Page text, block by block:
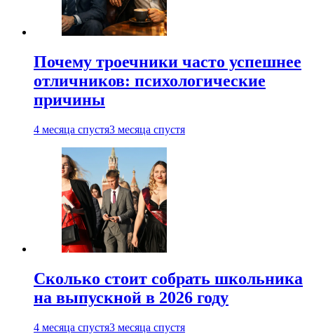
Почему троечники часто успешнее
отличников: психологические
причины
4 месяца спустя3 месяца спустя
Сколько стоит собрать школьника
на выпускной в 2026 году
4 месяца спустя3 месяца спустя